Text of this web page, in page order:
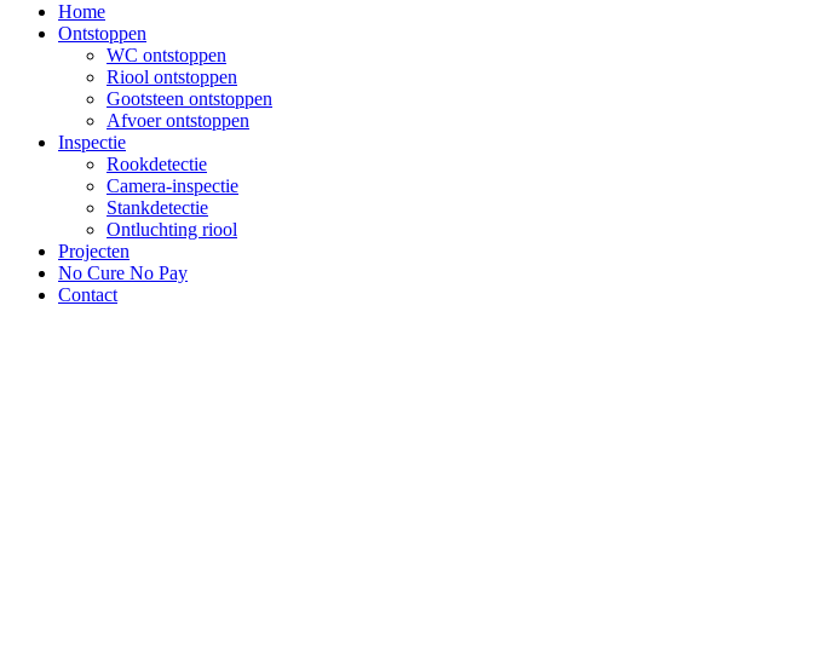
Home
Ontstoppen
WC ontstoppen
Riool ontstoppen
Gootsteen ontstoppen
Afvoer ontstoppen
Inspectie
Rookdetectie
Camera-inspectie
Stankdetectie
Ontluchting riool
Projecten
No Cure No Pay
Contact